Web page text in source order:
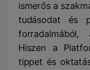
ismerős a
tudásodat és
Hiszen a
tippet és